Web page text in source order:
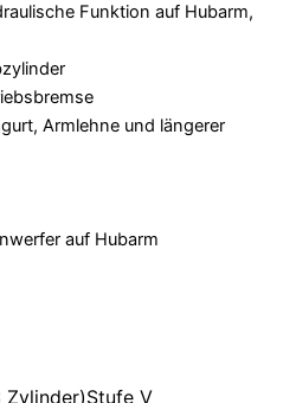
Funktion auf Hubarm,
Armlehne und längerer
auf Hubarm
Zylinder)Stufe V